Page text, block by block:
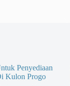
Penyediaan
Kulon Progo